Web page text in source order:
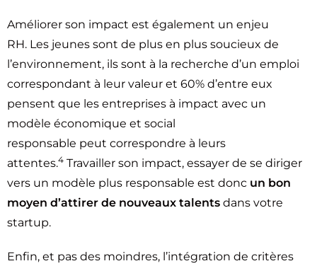
Améliorer son impact est également un enjeu
RH. Les jeunes sont de plus en plus soucieux de
l’environnement, ils sont à la recherche d’un emploi
correspondant à leur valeur et 60% d’entre eux
pensent que les entreprises à impact avec un
modèle économique et social
responsable peut correspondre à leurs
attentes.4 Travailler son impact, essayer de se diriger
vers un modèle plus responsable est donc un bon
moyen d’attirer de nouveaux talents dans votre
startup.
Enfin, et pas des moindres, l’intégration de critères